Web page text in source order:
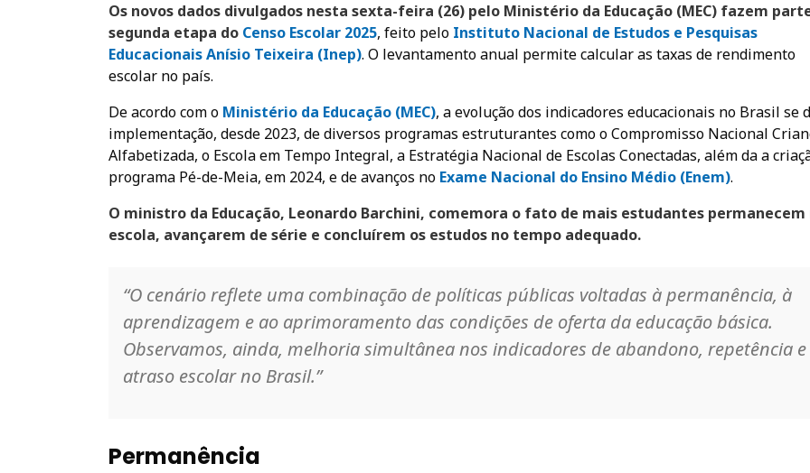
Os novos dados divulgados nesta sexta-feira (26) pelo Ministério da Educação (MEC) fazem
segunda etapa do Censo Escolar 2025, feito pelo Instituto Nacional de Estudos e Pesquisas
Educacionais Anísio Teixeira (Inep). O levantamento anual permite calcular as taxas de rendimento
escolar no país.
De acordo com o Ministério da Educação (MEC), a evolução dos indicadores educacionais no Brasil se
implementação, desde 2023, de diversos programas estruturantes como o Compromisso Nacional
Alfabetizada, o Escola em Tempo Integral, a Estratégia Nacional de Escolas Conectadas, além da a
programa Pé-de-Meia, em 2024, e de avanços no Exame Nacional do Ensino Médio (Enem).
O ministro da Educação, Leonardo Barchini, comemora o fato de mais estudantes permanecem
escola, avançarem de série e concluírem os estudos no tempo adequado.
“O cenário reflete uma combinação de políticas públicas voltadas à permanência, à
aprendizagem e ao aprimoramento das condições de oferta da educação básica.
Observamos, ainda, melhoria simultânea nos indicadores de abandono, repetência e
atraso escolar no Brasil.”
Permanência